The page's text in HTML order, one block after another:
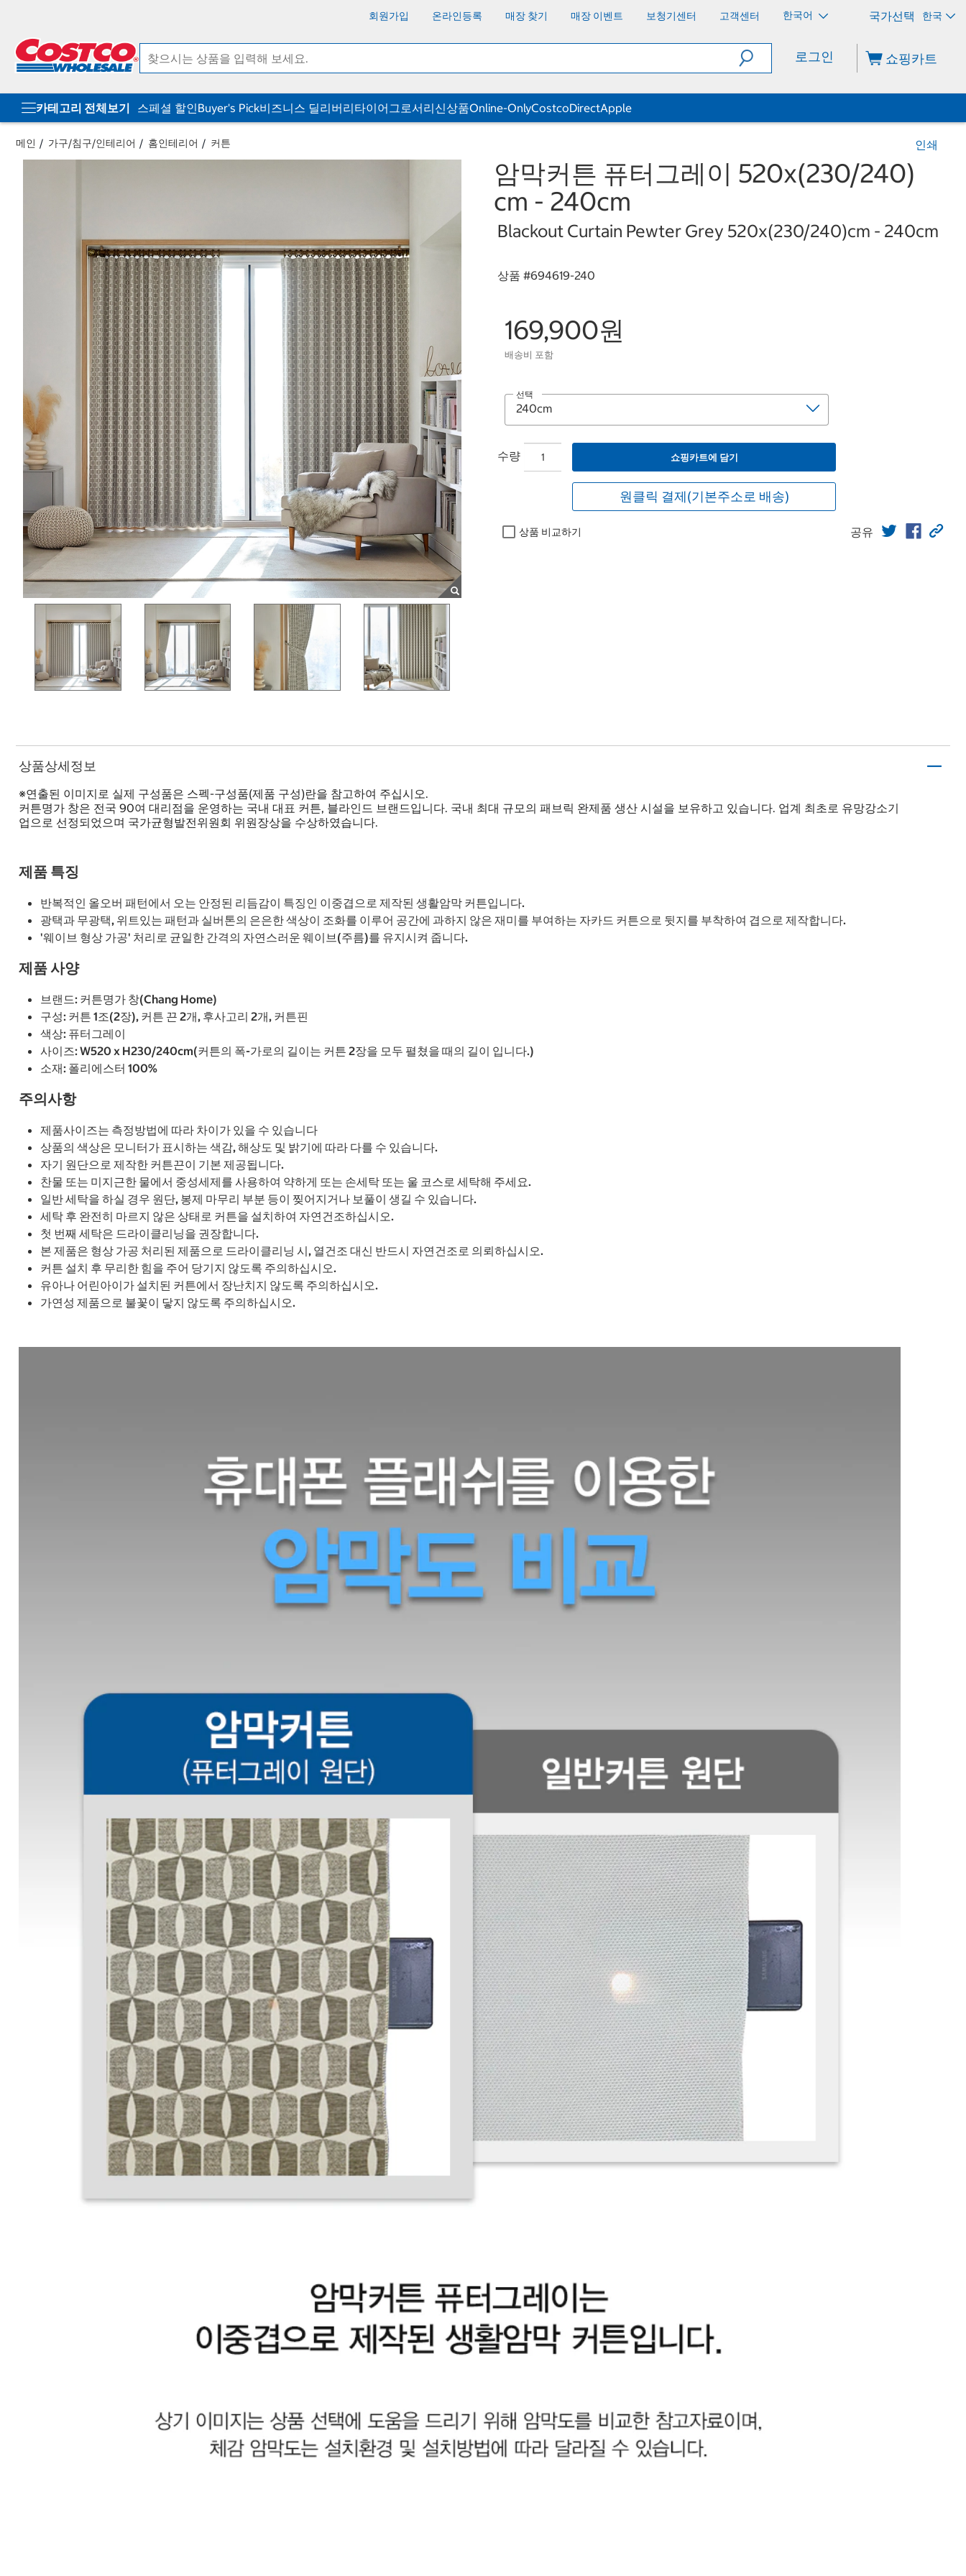
회원가입 온라인등록 매장 찾기 매장 이벤트 보청기센터 고객센터 한국어 한국
로그인 쇼핑카트
카테고리 전체보기 스페셜 할인Buyer's Pick비즈니스 딜리버리타이어그로서리신상품Online-OnlyCostcoDirectApple
메인 가구/침구/인테리어 홈인테리어 커튼 인쇄
암막커튼 퓨터그레이 520x(230/240)
cm - 240cm
Blackout Curtain Pewter Grey 520x(230/240)cm - 240cm
상품 #694619-240
169,900원
배송비 포함
선택
수량 쇼핑카트에 담기
원클릭 결제(기본주소로 배송)
상품 비교하기 공유
상품상세정보
※연출된 이미지로 실제 구성품은 스펙-구성품(제품 구성)란을 참고하여 주십시오.
커튼명가 창은 전국 90여 대리점을 운영하는 국내 대표 커튼, 블라인드 브랜드입니다. 국내 최대 규모의 패브릭 완제품 생산 시설을 보유하고 있습니다. 업계 최초로 유망강소기
업으로 선정되었으며 국가균형발전위원회 위원장상을 수상하였습니다.
제품 특징
반복적인 올오버 패턴에서 오는 안정된 리듬감이 특징인 이중겹으로 제작된 생활암막 커튼입니다.
광택과 무광택, 위트있는 패턴과 실버톤의 은은한 색상이 조화를 이루어 공간에 과하지 않은 재미를 부여하는 자카드 커튼으로 뒷지를 부착하여 겹으로 제작합니다.
'웨이브 형상 가공' 처리로 균일한 간격의 자연스러운 웨이브(주름)를 유지시켜 줍니다.
제품 사양
브랜드: 커튼명가 창(Chang Home)
구성: 커튼 1조(2장), 커튼 끈 2개, 후사고리 2개, 커튼핀
색상: 퓨터그레이
사이즈: W520 x H230/240cm(커튼의 폭-가로의 길이는 커튼 2장을 모두 펼쳤을 때의 길이 입니다.)
소재: 폴리에스터 100%
주의사항
제품사이즈는 측정방법에 따라 차이가 있을 수 있습니다
상품의 색상은 모니터가 표시하는 색감, 해상도 및 밝기에 따라 다를 수 있습니다.
자기 원단으로 제작한 커튼끈이 기본 제공됩니다.
찬물 또는 미지근한 물에서 중성세제를 사용하여 약하게 또는 손세탁 또는 울 코스로 세탁해 주세요.
일반 세탁을 하실 경우 원단, 봉제 마무리 부분 등이 찢어지거나 보풀이 생길 수 있습니다.
세탁 후 완전히 마르지 않은 상태로 커튼을 설치하여 자연건조하십시오.
첫 번째 세탁은 드라이클리닝을 권장합니다.
본 제품은 형상 가공 처리된 제품으로 드라이클리닝 시, 열건조 대신 반드시 자연건조로 의뢰하십시오.
커튼 설치 후 무리한 힘을 주어 당기지 않도록 주의하십시오.
유아나 어린아이가 설치된 커튼에서 장난치지 않도록 주의하십시오.
가연성 제품으로 불꽃이 닿지 않도록 주의하십시오.